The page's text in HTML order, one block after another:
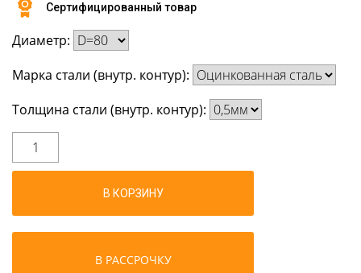
Сертифицированный товар
Диаметр:
Марка стали (внутр. контур):
Толщина стали (внутр. контур):
В КОРЗИНУ
В РАССРОЧКУ